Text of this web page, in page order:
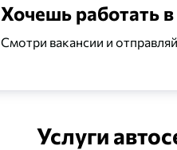
Хочешь работать
Смотри вакансии и
Услуги